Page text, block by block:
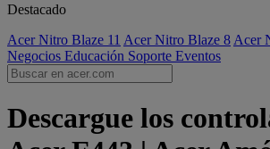
Destacado
Acer Nitro Blaze 11 Acer Nitro Blaze 8 Acer
Negocios Educación Soporte Eventos
Descargue los